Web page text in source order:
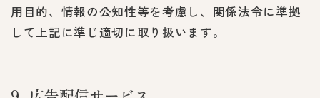
用目的、情報の公知性等を考慮し、関係法令に準拠
して上記に準じ適切に取り扱います。